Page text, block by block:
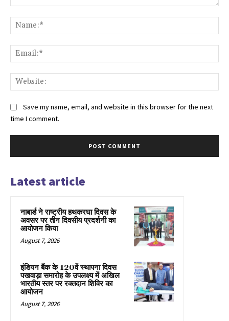
Save my name, email, and website in this browser for the next
time I comment.
Latest article
नाबार्ड ने राष्ट्रीय हथकरघा दिवस के
अवसर पर तीन दिवसीय प्रदर्शनी का
आयोजन किया
August 7, 2026
इंडियन बैंक के 120वें स्थापना दिवस
पखवाड़ा समारोह के उपलक्ष्य में अखिल
भारतीय स्तर पर रक्तदान शिविर का
आयोजन
August 7, 2026